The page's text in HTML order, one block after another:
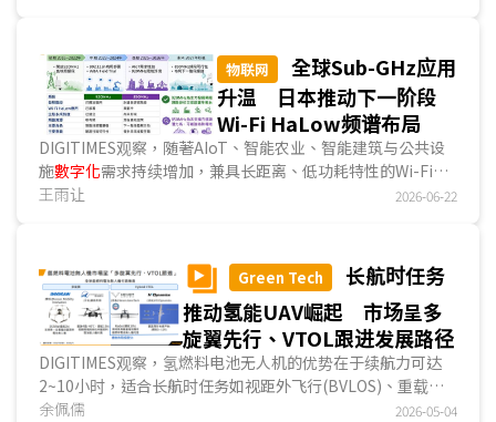
力，使物联网由设备连结逐步走向环境感知，并进一步支撑AI
分析、自动化决策及智能服务发展，成为企业推动數字转型的
重要基础。...
物联网
全球Sub-GHz应用
升温 日本推动下一阶段
Wi-Fi HaLow频谱布局
DIGITIMES观察，随著AIoT、智能农业、智能建筑与公共设
施數字化需求持续增加，兼具长距离、低功耗特性的Wi-Fi
HaLow (IEEE 802.11ah)逐渐展现应用价值。相较于主流Wi-
与频谱規劃持续推动相关发展，并讨论850MHz频谱开放的可
能性，使Wi-Fi HaLow再度成为全球Sub-GHz无线通讯市场
发展所关注的焦点。...
王雨让 2026-06-22
Green Tech
长航时任务
推动氢能UAV崛起 市场呈多
旋翼先行、VTOL跟进发展路径
DIGITIMES观察，氢燃料电池无人机的优势在于续航力可达
2~10小时，适合长航时任务如视距外飞行(BVLOS)、重载物
流、长时间工业巡检与环境监测等场域。目前氢燃料电池无人
余佩儒 2026-05-04